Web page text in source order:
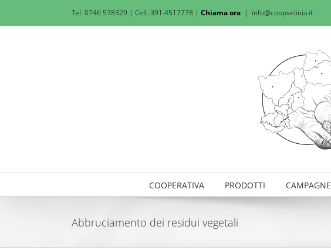
Tel. 0746 578329 | Cell. 391.4517778 | Chiama ora | info@coopvelinia.it
COOPERATIVA PRODOTTI CAMPAGNE
Abbruciamento dei residui vegetali